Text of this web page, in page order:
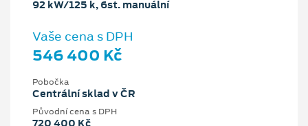
92 kW/125 k, 6st. manuální
Vaše cena s DPH
546 400 Kč
Pobočka
Centrální sklad v ČR
Původní cena s DPH